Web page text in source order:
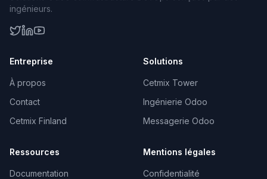
ingénieurs.
Entreprise
À propos
Contact
Cetmix Finland
Solutions
Cetmix Tower
Ingénierie Odoo
Messagerie Odoo
Ressources
Documentation
Mentions légales
Confidentialité